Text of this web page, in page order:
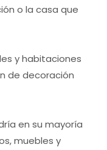
o la casa que
y habitaciones
de decoración
en su mayoría
muebles y